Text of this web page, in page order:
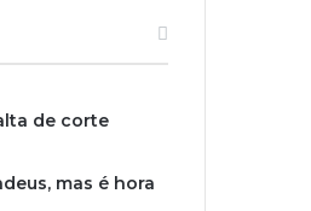
de corte
mas é hora